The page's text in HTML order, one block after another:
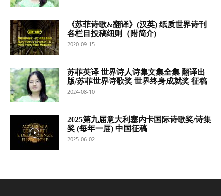
《苏菲诗歌&翻译》(汉英) 纸质世界诗刊
各栏目投稿细则（附简介)
2020-09-15
苏菲英译 世界诗人诗集文集全集 翻译出
版/苏菲世界诗歌奖 世界终身成就奖 征稿
2024-08-10
2025第九届意大利塞内卡国际诗歌奖/诗集
奖 (每年一届) 中国征稿
2025-06-02